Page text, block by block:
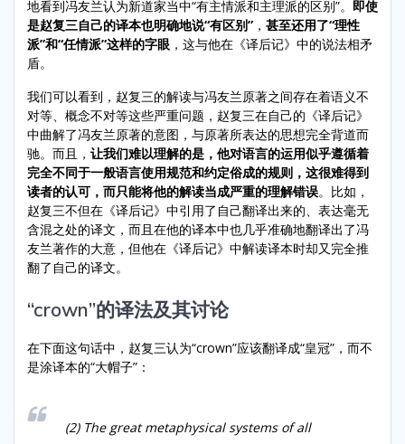
地看到冯友兰认为新道家当中“有主情派和主理派的区别”。 即使
是赵复三自己的译本也明确地说“有区别” ， 甚至还用了“理性
派”和“任情派”这样的字眼 ，这与他在《译后记》中的说法相矛
盾。
我们可以看到，赵复三的解读与冯友兰原著之间存在着语义不
对等、概念不对等这些严重问题，赵复三在自己的《译后记》
中曲解了冯友兰原著的意图，与原著所表达的思想完全背道而
驰。而且， 让我们难以理解的是，他对语言的运用似乎遵循着
完全不同于一般语言使用规范和约定俗成的规则，这很难得到
读者的认可，而只能将他的解读当成严重的理解错误。比如，
赵复三不但在《译后记》中引用了自己翻译出来的、表达毫无
含混之处的译文，而且在他的译本中也几乎准确地翻译出了冯
友兰著作的大意，但他在《译后记》中解读译本时却又完全推
翻了自己的译文。
“crown”的译法及其讨论
在下面这句话中，赵复三认为“crown”应该翻译成“皇冠”，而不
是涂译本的“大帽子”：
(2) The great metaphysical systems of all